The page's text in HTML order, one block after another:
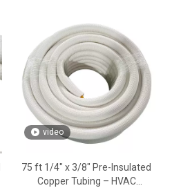
video
75 ft 1/4″ x 3/8″ Pre-Insulated
Copper Tubing – HVAC